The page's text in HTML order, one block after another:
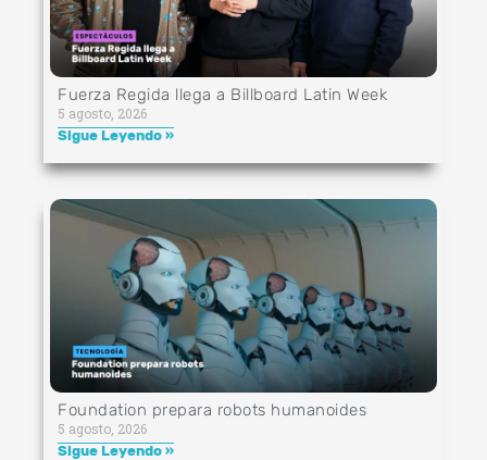
Fuerza Regida llega a Billboard Latin Week
5 agosto, 2026
Sigue Leyendo »
Foundation prepara robots humanoides
5 agosto, 2026
Sigue Leyendo »